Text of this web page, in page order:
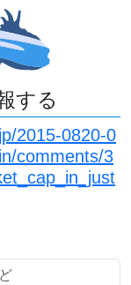
する
2015-0820-0
comments/3